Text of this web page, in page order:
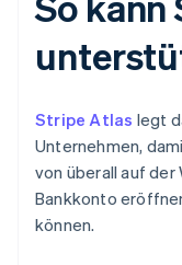
Stripe Atlas legt
Unternehmen,
von überall auf der
Bankkonto
können.